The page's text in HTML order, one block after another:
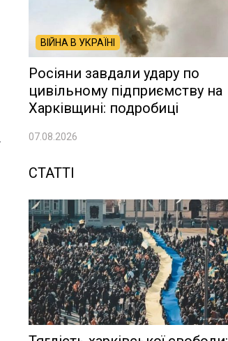
ВІЙНА В УКРАЇНІ
Росіяни завдали удару по
цивільному підприємству на
Харківщині: подробиці
07.08.2026
СТАТТІ